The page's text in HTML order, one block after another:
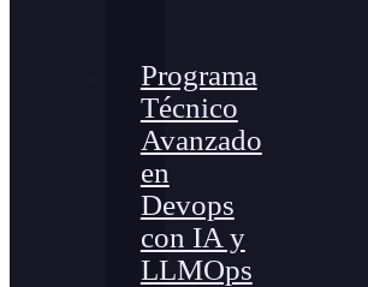
Programa
Técnico
Avanzado
en
Devops
con IA y
LLMOps